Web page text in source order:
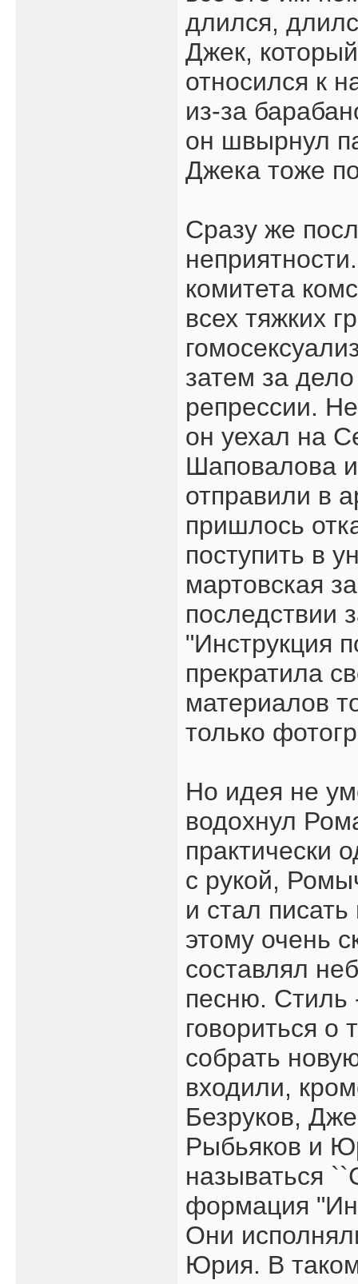
длился,
Джек,
относился к
из-за
он швырнул
Джека тоже
Сразу же
комитета
всех тяжких
затем за
репрессии.
он уехал на
Шаповалова
отправили в
пришлось
поступить в
мартовская
последствии
"Инструкция
прекратила
материалов
только
Но идея не
водохнул
практически
с рукой,
и стал
этому очень
составлял
песню. Стиль
говориться
собрать
входили,
Безруков,
Рыбьяков и
называться
формация
Они
Юрия. В